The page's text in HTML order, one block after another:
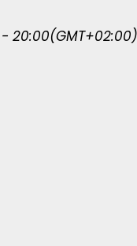
- 20:00(GMT+02:00)